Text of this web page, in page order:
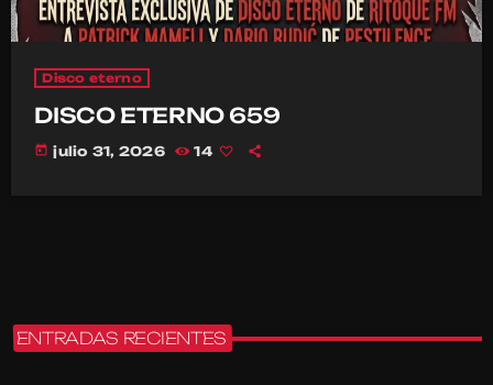
Disco eterno
DISCO ETERNO 659
today julio 31, 2026 14
ENTRADAS RECIENTES